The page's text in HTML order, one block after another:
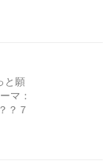
と願
マ：
？７